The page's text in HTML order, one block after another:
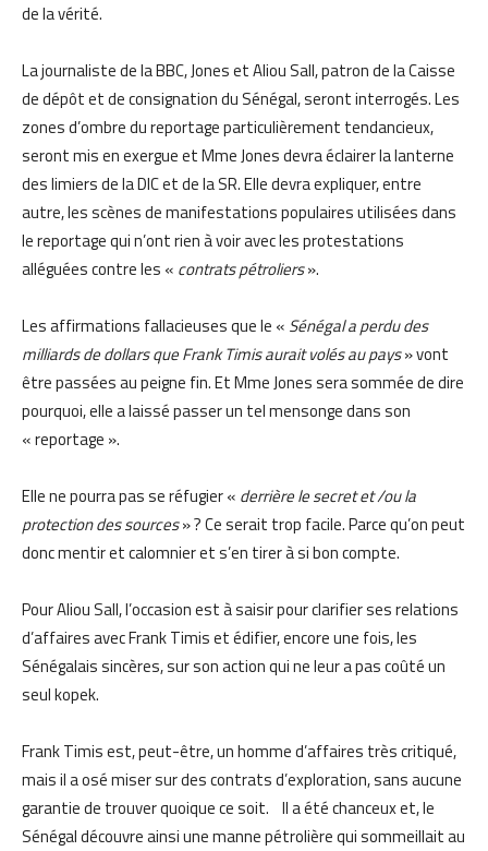
de la vérité.
La journaliste de la BBC, Jones et Aliou Sall, patron de la Caisse
de dépôt et de consignation du Sénégal, seront interrogés. Les
zones d’ombre du reportage particulièrement tendancieux,
seront mis en exergue et Mme Jones devra éclairer la lanterne
des limiers de la DIC et de la SR. Elle devra expliquer, entre
autre, les scènes de manifestations populaires utilisées dans
le reportage qui n’ont rien à voir avec les protestations
alléguées contre les « contrats pétroliers».
Les affirmations fallacieuses que le « Sénégal a perdu des
milliards de dollars que Frank Timis aurait volés au pays» vont
être passées au peigne fin. Et Mme Jones sera sommée de dire
pourquoi, elle a laissé passer un tel mensonge dans son
« reportage ».
Elle ne pourra pas se réfugier « derrière le secret et /ou la
protection des sources» ? Ce serait trop facile. Parce qu’on peut
donc mentir et calomnier et s’en tirer à si bon compte.
Pour Aliou Sall, l’occasion est à saisir pour clarifier ses relations
d’affaires avec Frank Timis et édifier, encore une fois, les
Sénégalais sincères, sur son action qui ne leur a pas coûté un
seul kopek.
Frank Timis est, peut-être, un homme d’affaires très critiqué,
mais il a osé miser sur des contrats d’exploration, sans aucune
garantie de trouver quoique ce soit. Il a été chanceux et, le
Sénégal découvre ainsi une manne pétrolière qui sommeillait au